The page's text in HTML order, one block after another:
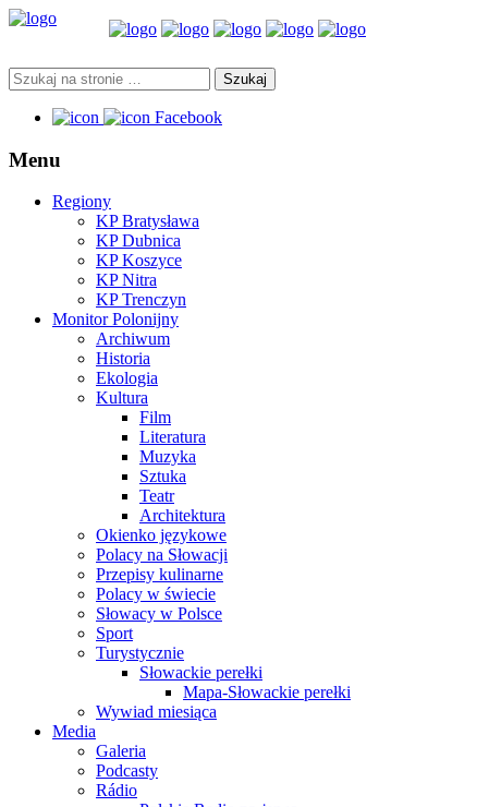
Facebook
Menu
Regiony
KP Bratysława
KP Dubnica
KP Koszyce
KP Nitra
KP Trenczyn
Monitor Polonijny
Archiwum
Historia
Ekologia
Kultura
Film
Literatura
Muzyka
Sztuka
Teatr
Architektura
Okienko językowe
Polacy na Słowacji
Przepisy kulinarne
Polacy w świecie
Słowacy w Polsce
Sport
Turystycznie
Słowackie perełki
Mapa-Słowackie perełki
Wywiad miesiąca
Media
Galeria
Podcasty
Rádio